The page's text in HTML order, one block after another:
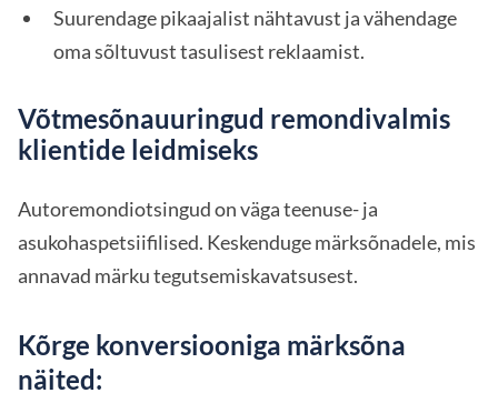
Suurendage pikaajalist nähtavust ja vähendage
oma sõltuvust tasulisest reklaamist.
Võtmesõnauuringud remondivalmis
klientide leidmiseks
Autoremondiotsingud on väga teenuse- ja
asukohaspetsiifilised. Keskenduge märksõnadele, mis
annavad märku tegutsemiskavatsusest.
Kõrge konversiooniga märksõna
näited: